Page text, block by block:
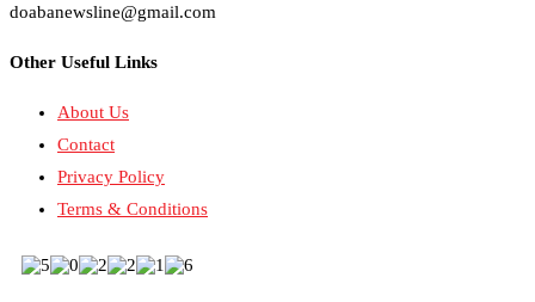
doabanewsline@gmail.com
Other Useful Links
About Us
Contact
Privacy Policy
Terms & Conditions